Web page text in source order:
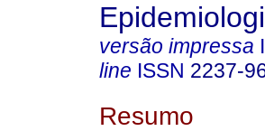
versão impressa
line ISSN 2237-
Resumo